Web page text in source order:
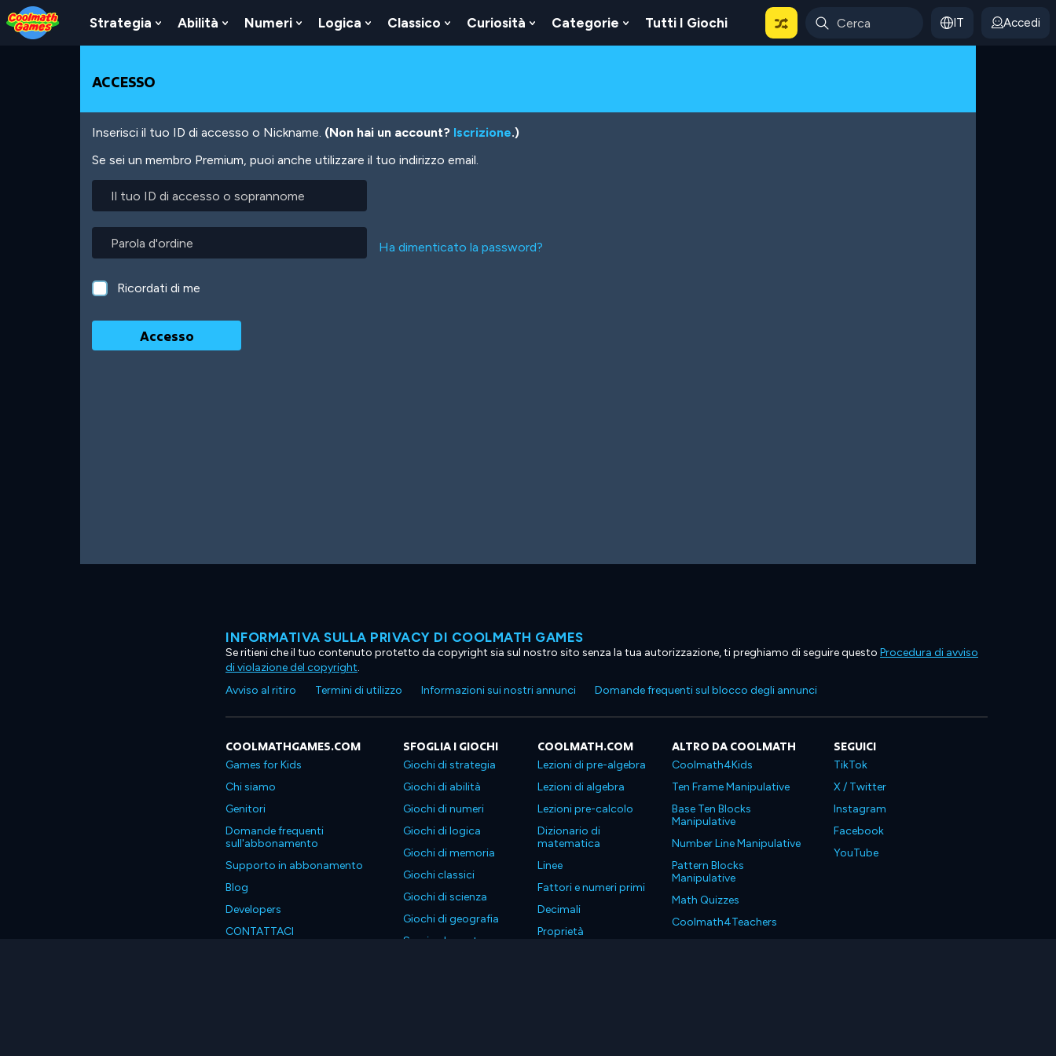
Skip
to
Top
Skip
to
Navigation
Skip
to
Main
Skip
to
Footer
Salta
al
contenuto
Strategia
Show
Submenu
Abilità
Show
Submenu
Numeri
Show
Submenu
Logica
Show
Submenu
Classico
Show
Submenu
Curiosità
Show
Submenu
Categorie
Show
Submenu
Tutti I Giochi IT Accedi
ACCESSO
Inserisci il tuo ID di accesso o Nickname. (Non hai un account? Iscrizione.)
Se sei un membro Premium, puoi anche utilizzare il tuo indirizzo email.
tuo
di
accesso
o
soprannome
d'ordine
Ha dimenticato la password?
Ricordati di me
INFORMATIVA SULLA PRIVACY DI COOLMATH GAMES
Se ritieni che il tuo contenuto protetto da copyright sia sul nostro sito senza la tua autorizzazione, ti preghiamo di seguire questo Procedura di avviso
di violazione del copyright.
Avviso al ritiro
Termini di utilizzo Informazioni sui nostri annunci Domande frequenti sul blocco degli annunci
COOLMATHGAMES.COM
Games for Kids
Chi siamo
Genitori
Domande frequenti
sull'abbonamento
Supporto in abbonamento
Blog
Developers
CONTATTACI
SFOGLIA I GIOCHI
Giochi di strategia
Giochi di abilità
Giochi di numeri
Giochi di logica
Giochi di memoria
Giochi classici
Giochi di scienza
Giochi di geografia
Scarica le nostre app
COOLMATH.COM
Lezioni di pre-algebra
Lezioni di algebra
Lezioni pre-calcolo
Dizionario di
matematica
Linee
Fattori e numeri primi
Decimali
Proprietà
ALTRO DA COOLMATH
Coolmath4Kids
Ten Frame Manipulative
Base Ten Blocks
Manipulative
Number Line Manipulative
Pattern Blocks
Manipulative
Math Quizzes
Coolmath4Teachers
SEGUICI
TikTok
X / Twitter
Instagram
Facebook
YouTube